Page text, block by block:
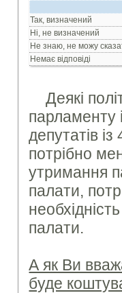
Так, визначений
Ні, не визначений
Не знаю, не можу
Немає відповіді
Деякі
парламенту
депутатів
потрібно
утримання
палати,
палати.
А як Ви
буде